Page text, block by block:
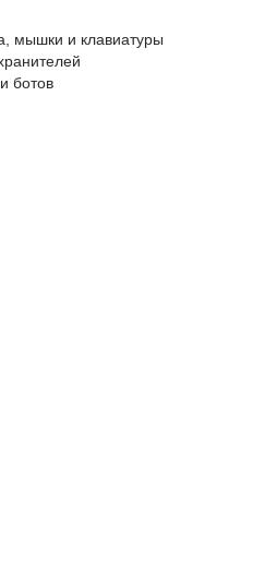
мышки и клавиатуры
ботов